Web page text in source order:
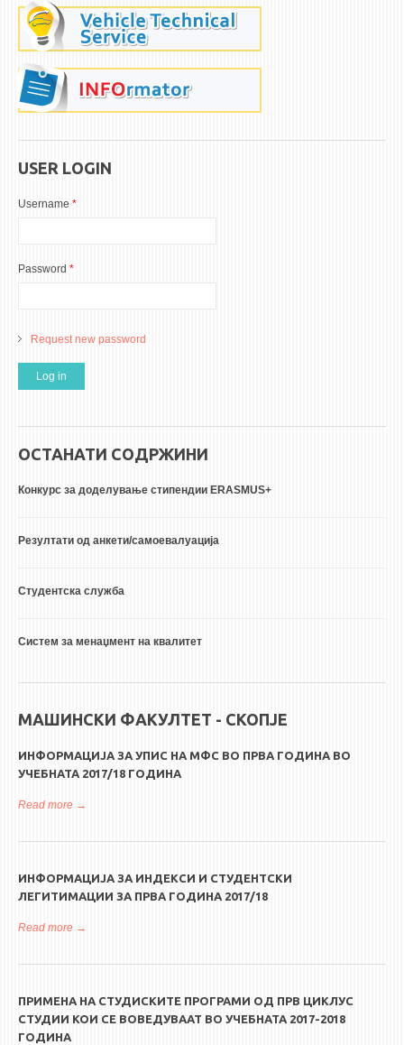
USER LOGIN
Username *
Password *
Request new password
ОСТАНАТИ СОДРЖИНИ
Конкурс за доделување стипендии ERASMUS+
Резултати од анкети/самоевалуација
Студентска служба
Систем за менаџмент на квалитет
МАШИНСКИ ФАКУЛТЕТ - СКОПЈЕ
ИНФОРМАЦИЈА ЗА УПИС НА МФС ВО ПРВА ГОДИНА ВО
УЧЕБНАТА 2017/18 ГОДИНА
Read more about ИНФОРМАЦИЈА за упис на МФС во прва година во
ИНФОРМАЦИЈА ЗА ИНДЕКСИ И СТУДЕНТСКИ
ЛЕГИТИМАЦИИ ЗА ПРВА ГОДИНА 2017/18
Read more about Информација за индекси и студентски легитимации за
ПРИМЕНА НА СТУДИСКИТЕ ПРОГРАМИ ОД ПРВ ЦИКЛУС
СТУДИИ КОИ СЕ ВОВЕДУВААТ ВО УЧЕБНАТА 2017-2018
ГОДИНА